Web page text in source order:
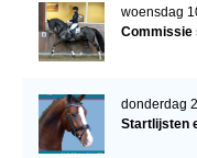
woensdag
Commissie
donderdag
Startlijsten